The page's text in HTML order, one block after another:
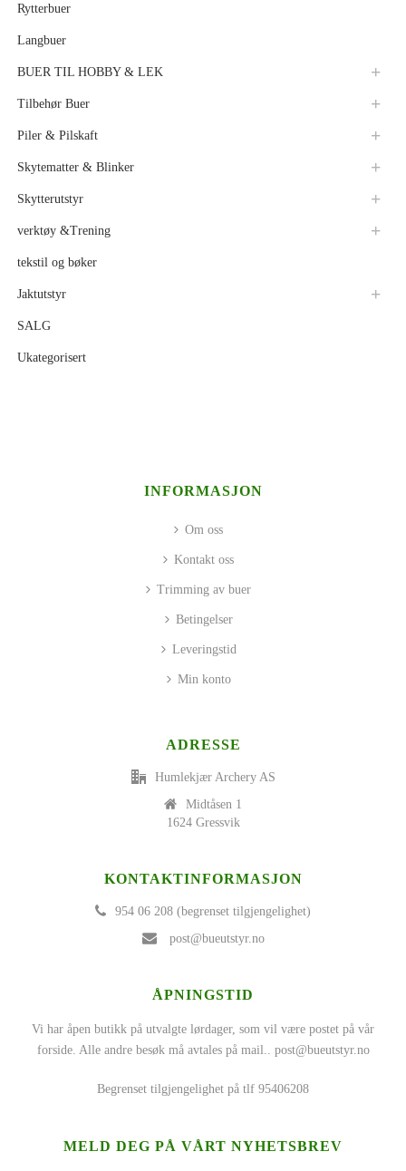
Rytterbuer
Langbuer
BUER TIL HOBBY & LEK
Tilbehør Buer
Piler & Pilskaft
Skytematter & Blinker
Skytterutstyr
verktøy &Trening
tekstil og bøker
Jaktutstyr
SALG
Ukategorisert
INFORMASJON
Om oss
Kontakt oss
Trimming av buer
Betingelser
Leveringstid
Min konto
ADRESSE
Humlekjær Archery AS
Midtåsen 1
1624 Gressvik
KONTAKTINFORMASJON
954 06 208 (begrenset tilgjengelighet)
post@bueutstyr.no
ÅPNINGSTID
Vi har åpen butikk på utvalgte lørdager, som vil være postet på vår
forside. Alle andre besøk må avtales på mail.. post@bueutstyr.no
Begrenset tilgjengelighet på tlf 95406208
MELD DEG PÅ VÅRT NYHETSBREV